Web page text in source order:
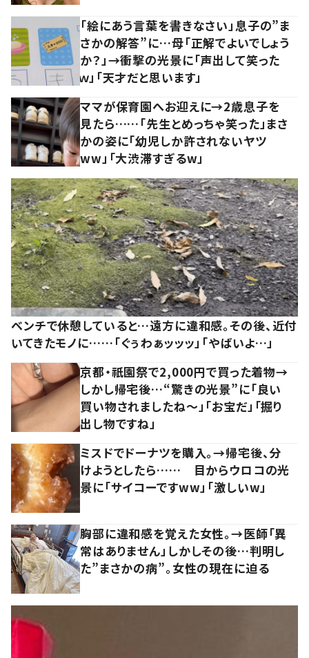
「絵にあう言葉を書きなさい」息子の”ま
さかの解答”に…母「正解でよいでしょう
か？」→衝撃の光景に「声出して笑った
ｗ」「天才だと思います」
ママが保育園へお迎えに→2歳息子を
見たら……「先生とめっちゃ笑った」まさ
かの姿に「幼児しか許されないヤツ
ww」「大渋滞すぎるw」
ベンチで休憩していると…遠方に違和感。その後、近付
いてきたモノに……「ぐぅわぁッッッ」「やばいよ…」
京都・祇園祭で2,000円で買った着物→
しかし帰宅後…“驚きの光景”に「良い
買い物されましたね～」「お宝だ」「掘り
出し物ですね」
ミスドでドーナツを購入。→帰宅後、分
けようとしたら…… 目からウロコの光
景に「サイコーですww」「激しいw」
胸部に違和感を覚えた女性。→医師「異
常はありません」しかしその後…判明し
た”まさかの病”。女性の現在に迫る